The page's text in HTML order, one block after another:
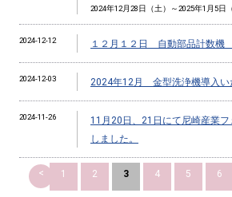
2024年12月28日（土）～2025年1月5日
2024-12-12 １２月１２日 自動部品計数機
2024-12-03 2024年12月 金型洗浄機導入い
2024-11-26
11月20日、21日にて尼崎産業
しました。
< 1 2 3 4 5 6